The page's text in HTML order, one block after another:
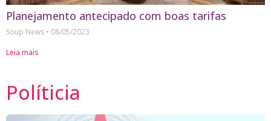
Planejamento antecipado com boas tarifas
Soup News
08/05/2023
Leia mais
Políticia